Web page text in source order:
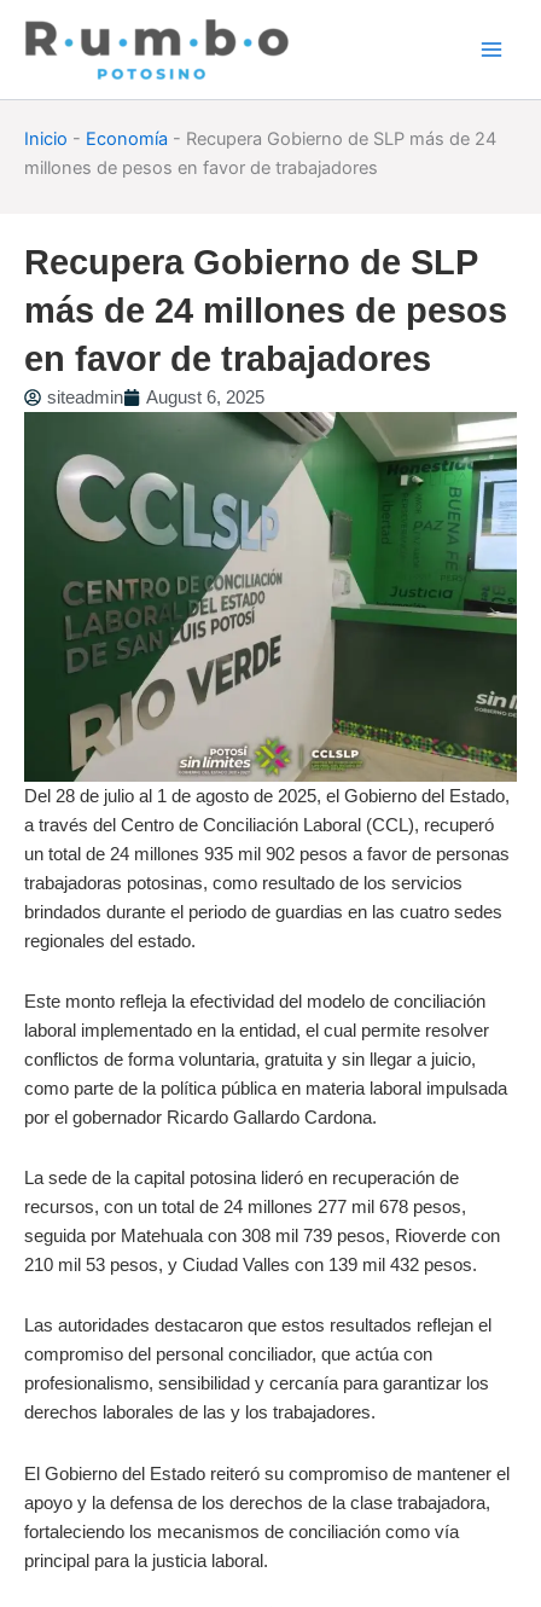
Inicio - Economía - Recupera Gobierno de SLP más de 24
millones de pesos en favor de trabajadores
Recupera Gobierno de SLP
más de 24 millones de pesos
en favor de trabajadores
siteadmin August 6, 2025
Del 28 de julio al 1 de agosto de 2025, el Gobierno del Estado,
a través del Centro de Conciliación Laboral (CCL), recuperó
un total de 24 millones 935 mil 902 pesos a favor de personas
trabajadoras potosinas, como resultado de los servicios
brindados durante el periodo de guardias en las cuatro sedes
regionales del estado.
Este monto refleja la efectividad del modelo de conciliación
laboral implementado en la entidad, el cual permite resolver
conflictos de forma voluntaria, gratuita y sin llegar a juicio,
como parte de la política pública en materia laboral impulsada
por el gobernador Ricardo Gallardo Cardona.
La sede de la capital potosina lideró en recuperación de
recursos, con un total de 24 millones 277 mil 678 pesos,
seguida por Matehuala con 308 mil 739 pesos, Rioverde con
210 mil 53 pesos, y Ciudad Valles con 139 mil 432 pesos.
Las autoridades destacaron que estos resultados reflejan el
compromiso del personal conciliador, que actúa con
profesionalismo, sensibilidad y cercanía para garantizar los
derechos laborales de las y los trabajadores.
El Gobierno del Estado reiteró su compromiso de mantener el
apoyo y la defensa de los derechos de la clase trabajadora,
fortaleciendo los mecanismos de conciliación como vía
principal para la justicia laboral.